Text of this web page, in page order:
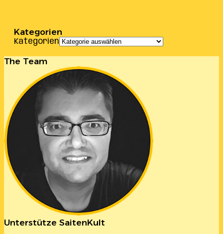
Kategorien
Kategorien
The Team
Unterstütze SaitenKult